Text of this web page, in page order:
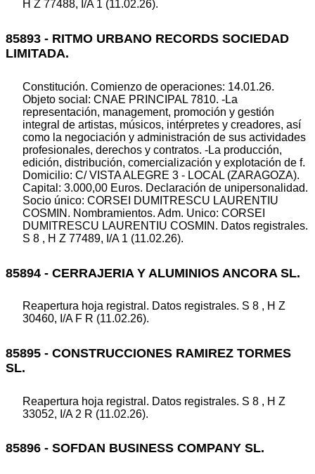
H Z 77488, I/A 1 (11.02.26).
85893 - RITMO URBANO RECORDS SOCIEDAD
LIMITADA.
Constitución. Comienzo de operaciones: 14.01.26.
Objeto social: CNAE PRINCIPAL 7810. -La
representación, management, promoción y gestión
integral de artistas, músicos, intérpretes y creadores, así
como la negociación y administración de sus actividades
profesionales, derechos y contratos. -La producción,
edición, distribución, comercialización y explotación de f.
Domicilio: C/ VISTA ALEGRE 3 - LOCAL (ZARAGOZA).
Capital: 3.000,00 Euros. Declaración de unipersonalidad.
Socio único: CORSEI DUMITRESCU LAURENTIU
COSMIN. Nombramientos. Adm. Unico: CORSEI
DUMITRESCU LAURENTIU COSMIN. Datos registrales.
S 8 , H Z 77489, I/A 1 (11.02.26).
85894 - CERRAJERIA Y ALUMINIOS ANCORA SL.
Reapertura hoja registral. Datos registrales. S 8 , H Z
30460, I/A F R (11.02.26).
85895 - CONSTRUCCIONES RAMIREZ TORMES
SL.
Reapertura hoja registral. Datos registrales. S 8 , H Z
33052, I/A 2 R (11.02.26).
85896 - SOFDAN BUSINESS COMPANY SL.